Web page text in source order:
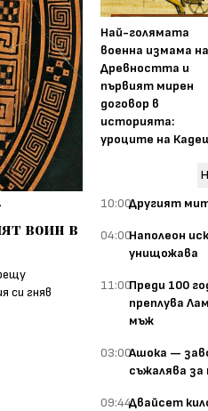
воин в
си гняв
Най-голямата
военна измама на
Древността и
първият мирен
договор в
историята:
уроците на
10:00Другият
04:00Наполеон
унищожава
11:00Преди 100
преплува
мъж
03:00Ашока —
съжалява
09:44Двайсет